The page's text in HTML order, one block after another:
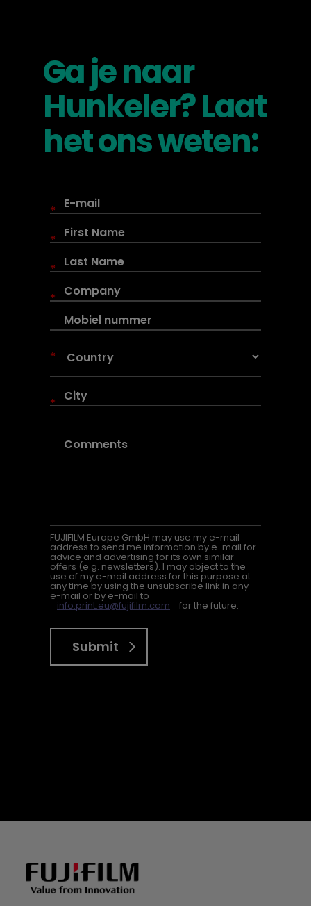
Ga je naar
Hunkeler? Laat
het ons weten:
*
*
*
*
*
*
FUJIFILM Europe GmbH may use my e-mail
address to send me information by e-mail for
advice and advertising for its own similar
offers (e.g. newsletters). I may object to the
use of my e-mail address for this purpose at
any time by using the unsubscribe link in any
e-mail or by e-mail to
info.print.eu@fujifilm.com for the future.
Submit